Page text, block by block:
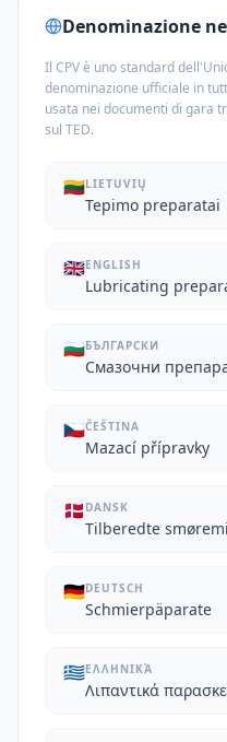
Denominazione
Il CPV è uno standard
denominazione ufficiale in
usata nei documenti di gara
sul TED.
🇱🇹LIETUVIŲ
Tepimo preparatai
🇬🇧ENGLISH
Lubricating
🇧🇬БЪЛГАРСКИ
Смазочни
🇨🇿ČEŠTINA
Mazací přípravky
🇩🇰 DANSK
Tilberedte
🇩🇪DEUTSCH
Schmierpäparate
🇬🇷ΕΛΛΗΝΙΚΆ
Λιπαντικά